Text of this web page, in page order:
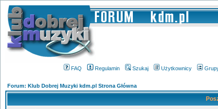
FAQ Regulamin Szukaj Użytkownicy
Forum: Klub Dobrej Muzyki kdm.pl Strona Główna